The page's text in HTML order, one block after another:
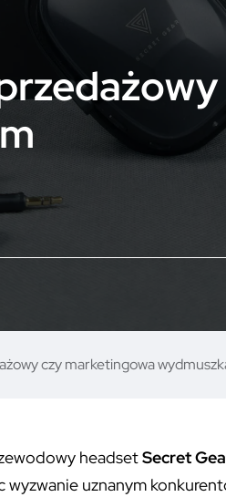
czy marketingowa
headsetSecret
wyzwanie uznanym